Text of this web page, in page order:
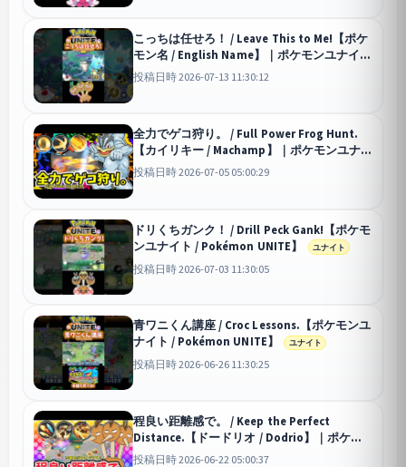
こっちは任せろ！ / Leave This to Me!【ポケ
モン名 / English Name】｜ポケモンユナイト
/ Pokémon UNITE
ユナイト
投稿日時 2026-07-13 11:30:12
全力でゲコ狩り。 / Full Power Frog Hunt.
【カイリキー / Machamp】｜ポケモンユナイ
ト / Pokémon UNITE
ユナイト
投稿日時 2026-07-05 05:00:29
ドリくちガンク！ / Drill Peck Gank!【ポケモ
ンユナイト / Pokémon UNITE】
ユナイト
投稿日時 2026-07-03 11:30:05
青ワニくん講座 / Croc Lessons.【ポケモンユ
ナイト / Pokémon UNITE】
ユナイト
投稿日時 2026-06-26 11:30:25
程良い距離感で。 / Keep the Perfect
Distance.【ドードリオ / Dodrio】｜ポケモ
ンユナイト / Pokémon UNITE
投稿日時 2026-06-22 05:00:37